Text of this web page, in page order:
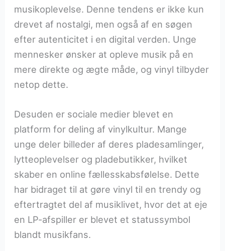
musikoplevelse. Denne tendens er ikke kun
drevet af nostalgi, men også af en søgen
efter autenticitet i en digital verden. Unge
mennesker ønsker at opleve musik på en
mere direkte og ægte måde, og vinyl tilbyder
netop dette.
Desuden er sociale medier blevet en
platform for deling af vinylkultur. Mange
unge deler billeder af deres pladesamlinger,
lytteoplevelser og pladebutikker, hvilket
skaber en online fællesskabsfølelse. Dette
har bidraget til at gøre vinyl til en trendy og
eftertragtet del af musiklivet, hvor det at eje
en LP-afspiller er blevet et statussymbol
blandt musikfans.